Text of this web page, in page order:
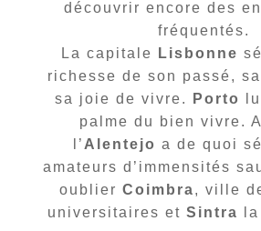
découvrir encore des
fréquentés.
La capitale
Lisbonne
richesse de son passé,
sa joie de vivre.
Porto
palme du bien vivre.
l’ Alentejo a de quoi
amateurs d’immensités
oublier Coimbra, ville
universitaires etSintra